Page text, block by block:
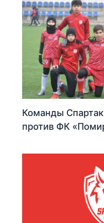
Команды
против ФК